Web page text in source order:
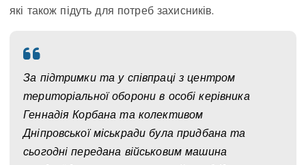
які також підуть для потреб захисників.
За підтримки та у співпраці з центром
територіальної оборони в особі керівника
Геннадія Корбана та колективом
Дніпровської міськради була придбана та
сьогодні передана військовим машина